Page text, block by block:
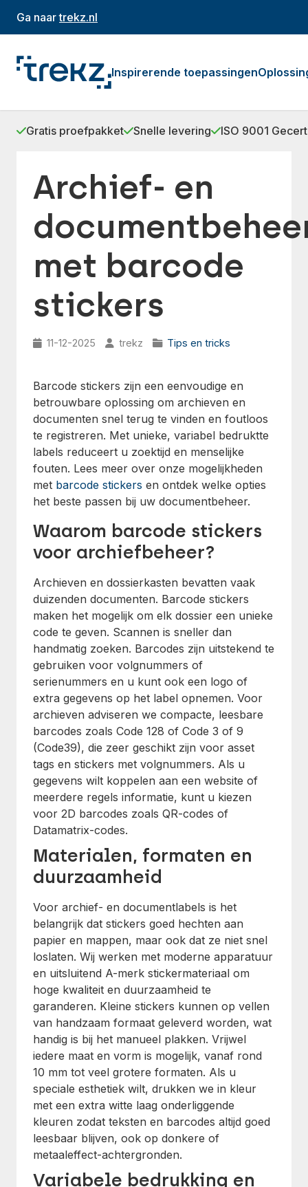
Ga naartrekz.nl
Inspirerende toepassingen
Gratis proefpakket Snelle levering ISO 9001
Archief- en
met barcode
stickers
11-12-2025 trekz Tips en tricks
Barcode stickers zijn een eenvoudige en
betrouwbare oplossing om archieven en
documenten snel terug te vinden en foutloos
te registreren. Met unieke, variabel bedruktte
labels reduceert u zoektijd en menselijke
fouten. Lees meer over onze mogelijkheden
met barcode stickers en ontdek welke opties
het beste passen bij uw documentbeheer.
Waarom barcode stickers
voor archiefbeheer?
Archieven en dossierkasten bevatten vaak
duizenden documenten. Barcode stickers
maken het mogelijk om elk dossier een unieke
code te geven. Scannen is sneller dan
handmatig zoeken. Barcodes zijn uitstekend te
gebruiken voor volgnummers of
serienummers en u kunt ook een logo of
extra gegevens op het label opnemen. Voor
archieven adviseren we compacte, leesbare
barcodes zoals Code 128 of Code 3 of 9
(Code39), die zeer geschikt zijn voor asset
tags en stickers met volgnummers. Als u
gegevens wilt koppelen aan een website of
meerdere regels informatie, kunt u kiezen
voor 2D barcodes zoals QR-codes of
Datamatrix-codes.
Materialen, formaten en
duurzaamheid
Voor archief- en documentlabels is het
belangrijk dat stickers goed hechten aan
papier en mappen, maar ook dat ze niet snel
loslaten. Wij werken met moderne apparatuur
en uitsluitend A-merk stickermateriaal om
hoge kwaliteit en duurzaamheid te
garanderen. Kleine stickers kunnen op vellen
van handzaam formaat geleverd worden, wat
handig is bij het manueel plakken. Vrijwel
iedere maat en vorm is mogelijk, vanaf rond
10 mm tot veel grotere formaten. Als u
speciale esthetiek wilt, drukken we in kleur
met een extra witte laag onderliggende
kleuren zodat teksten en barcodes altijd goed
leesbaar blijven, ook op donkere of
metaaleffect-achtergronden.
Variabele bedrukking en